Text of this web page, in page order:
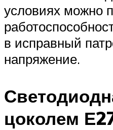
условиях можно
в исправный
напряжение.
цоколем